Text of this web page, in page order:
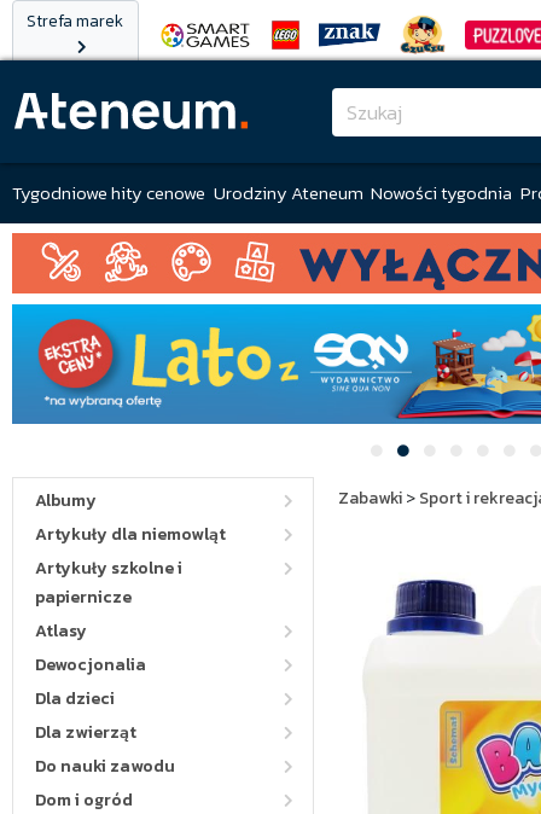
Strefa marek
Tygodniowe hity cenowe Urodziny Ateneum Nowości tygodnia
Albumy
Artykuły dla niemowląt
Artykuły szkolne i
papiernicze
Atlasy
Dewocjonalia
Dla dzieci
Dla zwierząt
Do nauki zawodu
Dom i ogród
Zabawki>Sport i